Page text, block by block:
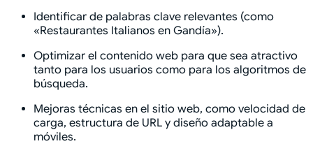
Identificar de palabras clave relevantes (como
«Restaurantes Italianos en Gandía»).
Optimizar el contenido web para que sea atractivo
tanto para los usuarios como para los algoritmos de
búsqueda.
Mejoras técnicas en el sitio web, como velocidad de
carga, estructura de URL y diseño adaptable a
móviles.